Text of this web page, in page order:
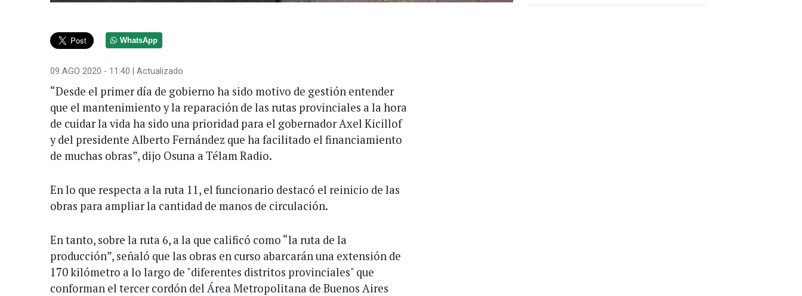
WhatsApp
09 AGO 2020 - 11:40 | Actualizado
“Desde el primer día de gobierno ha sido motivo de gestión entender
que el mantenimiento y la reparación de las rutas provinciales a la hora
de cuidar la vida ha sido una prioridad para el gobernador Axel Kicillof
y del presidente Alberto Fernández que ha facilitado el financiamiento
de muchas obras”, dijo Osuna a Télam Radio.
En lo que respecta a la ruta 11, el funcionario destacó el reinicio de las
obras para ampliar la cantidad de manos de circulación.
En tanto, sobre la ruta 6, a la que calificó como “la ruta de la
producción”, señaló que las obras en curso abarcarán una extensión de
170 kilómetro a lo largo de "diferentes distritos provinciales" que
conforman el tercer cordón del Área Metropolitana de Buenos Aires